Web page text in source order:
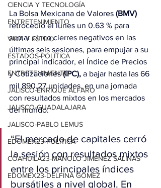
CIENCIA Y TECNOLOGÍA
ENTRETENIMIENTO
VIDA Y ESTILO
ESTADOS-POLÍTICA
ENTRETENIMIENTO
JALISCO-ENRIQUE ALFARO
JALISCO-GUADALAJARA
JALISCO-PABLO LEMUS
EDOMEX23-POLÍTICA
COAHUILA23-MANOLO JIMÉNEZ SALINAS
EDOMEX23-DELFINA GÓMEZ
La Bolsa Mexicana de Valores (BMV)
retrocedió el lunes un 0.63 % para
sumar cinco cierres negativos en las
últimas seis sesiones, para empujar a su
principal indicador, el Índice de Precios
y Cotizaciones (IPC), a bajar hasta las 66
mil 890.27 unidades, en una jornada
con resultados mixtos en los mercados
del mundo.
“El mercado de capitales cerró
la sesión con resultados mixtos
entre los principales índices
bursátiles a nivel global. En